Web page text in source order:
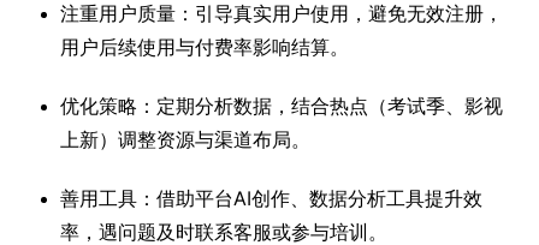
注重用户质量：引导真实用户使用，避免无效注册，
用户后续使用与付费率影响结算。
优化策略：定期分析数据，结合热点（考试季、影视
上新）调整资源与渠道布局。
善用工具：借助平台AI创作、数据分析工具提升效
率，遇问题及时联系客服或参与培训。